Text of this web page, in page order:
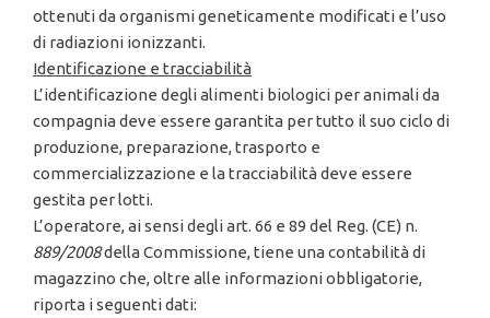
ottenuti da organismi geneticamente modificati e l’uso
di radiazioni ionizzanti.
Identificazione e tracciabilità
L’identificazione degli alimenti biologici per animali da
compagnia deve essere garantita per tutto il suo ciclo di
produzione, preparazione, trasporto e
commercializzazione e la tracciabilità deve essere
gestita per lotti.
L’operatore, ai sensi degli art. 66 e 89 del Reg. (CE) n.
889/2008della Commissione, tiene una contabilità di
magazzino che, oltre alle informazioni obbligatorie,
riporta i seguenti dati: